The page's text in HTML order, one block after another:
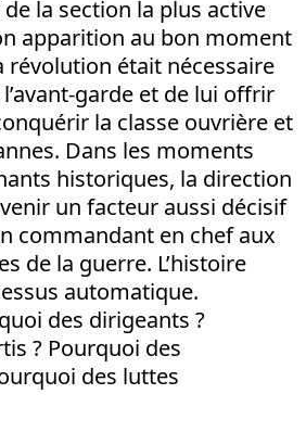
la section la plus active
apparition au bon moment
révolution était nécessaire
garde et de lui offrir
la classe ouvrière et
Dans les moments
historiques, la direction
un facteur aussi décisif
commandant en chef aux
de la guerre. L’histoire
automatique.
des dirigeants ?
? Pourquoi des
des luttes